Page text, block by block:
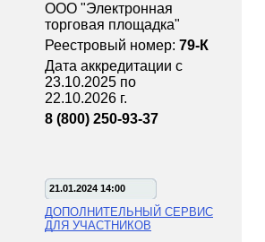
ООО "Электронная
торговая площадка"
Реестровый номер: 79-К
Дата аккредитации с
23.10.2025 по
22.10.2026 г.
8 (800) 250-93-37
21.01.2024 14:00
ДОПОЛНИТЕЛЬНЫЙ СЕРВИС
ДЛЯ УЧАСТНИКОВ